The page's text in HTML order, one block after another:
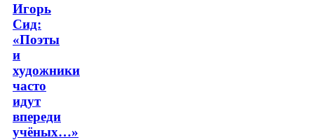
Игорь
Сид:
«Поэты
и
художники
часто
идут
впереди
учёных…»